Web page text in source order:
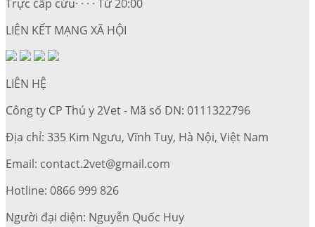
Trực cấp cứu· · · · Từ 20:00
LIÊN KẾT MẠNG XÃ HỘI
LIÊN HỆ
Công ty CP Thú y 2Vet - Mã số DN: 0111322796
Địa chỉ: 335 Kim Ngưu, Vĩnh Tuy, Hà Nội, Việt Nam
Email: contact.2vet@gmail.com
Hotline: 0866 999 826
Người đại diện: Nguyễn Quốc Huy